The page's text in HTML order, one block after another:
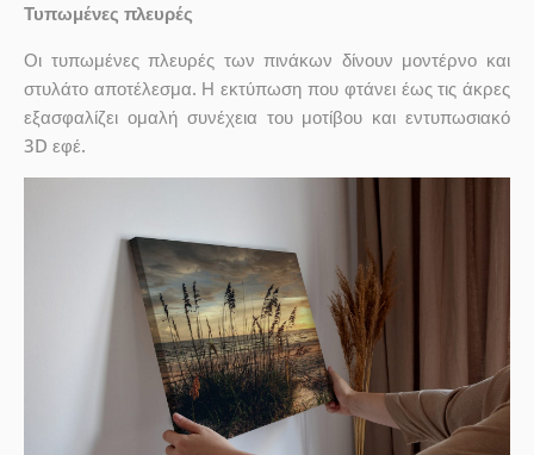
Τυπωμένες πλευρές
Οι τυπωμένες πλευρές των πινάκων δίνουν μοντέρνο και
στυλάτο αποτέλεσμα. Η εκτύπωση που φτάνει έως τις άκρες
εξασφαλίζει ομαλή συνέχεια του μοτίβου και εντυπωσιακό
3D εφέ.